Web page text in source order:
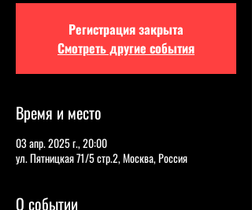
Регистрация закрыта
Смотреть другие события
Время и место
03 апр. 2025 г., 20:00
ул. Пятницкая 71/5 стр.2, Москва, Россия
О событии